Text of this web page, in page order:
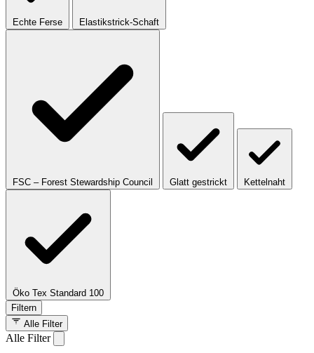
Echte Ferse Elastikstrick-Schaft
FSC – Forest Stewardship Council Glatt gestrickt Kettelnaht
Öko Tex Standard 100
Filtern
Alle Filter
Alle Filter